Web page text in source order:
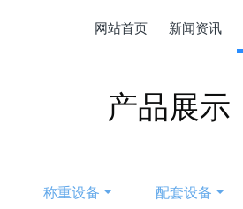
网站首页 新闻资讯
产品展示
称重设备 配套设备